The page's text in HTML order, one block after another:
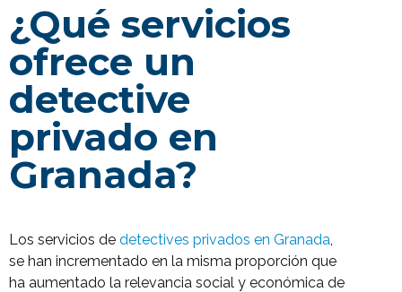
¿Qué servicios
ofrece un
detective
privado en
Granada?
Los servicios de detectives privados en Granada,
se han incrementado en la misma proporción que
ha aumentado la relevancia social y económica de